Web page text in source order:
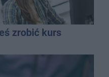
zrobić kurs